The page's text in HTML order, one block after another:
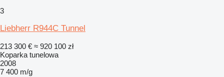
3
Liebherr R944C Tunnel
213 300 € ≈ 920 100 zł
Koparka tunelowa
2008
7 400 m/g